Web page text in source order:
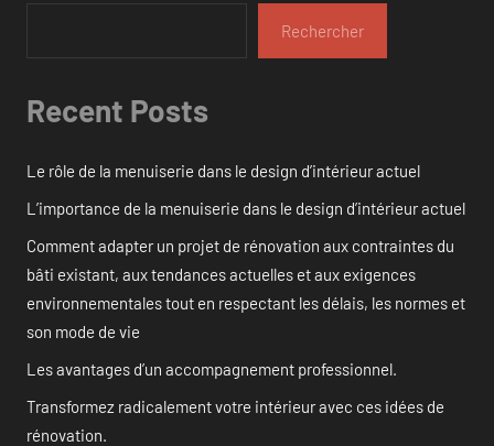
Rechercher
Recent Posts
Le rôle de la menuiserie dans le design d’intérieur actuel
L’importance de la menuiserie dans le design d’intérieur actuel
Comment adapter un projet de rénovation aux contraintes du
bâti existant, aux tendances actuelles et aux exigences
environnementales tout en respectant les délais, les normes et
son mode de vie
Les avantages d’un accompagnement professionnel.
Transformez radicalement votre intérieur avec ces idées de
rénovation.